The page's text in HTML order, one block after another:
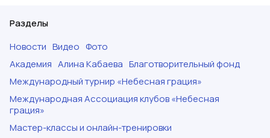
Разделы
Новости Видео Фото
Академия Алина Кабаева Благотворительный фонд
Международный турнир «Небесная грация»
Международная Ассоциация клубов «Небесная
грация»
Мастер-классы и онлайн-тренировки